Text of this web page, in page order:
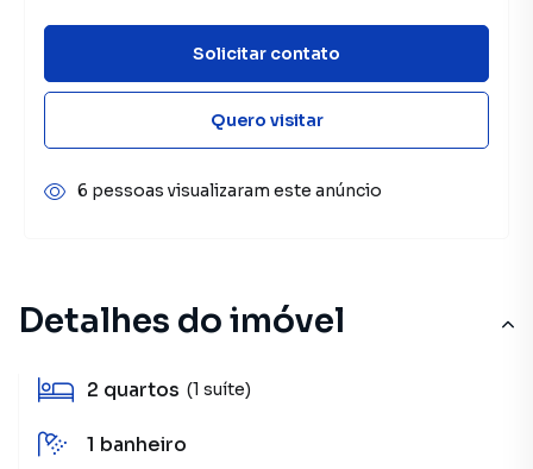
Detalhes do imóvel
2 quartos (1 suíte)
1 banheiro
Solicitar contato
Quero visitar
6 pessoas visualizaram este anúncio